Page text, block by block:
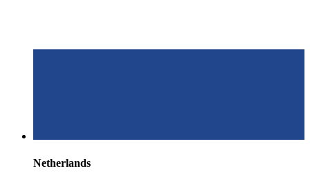
Netherlands